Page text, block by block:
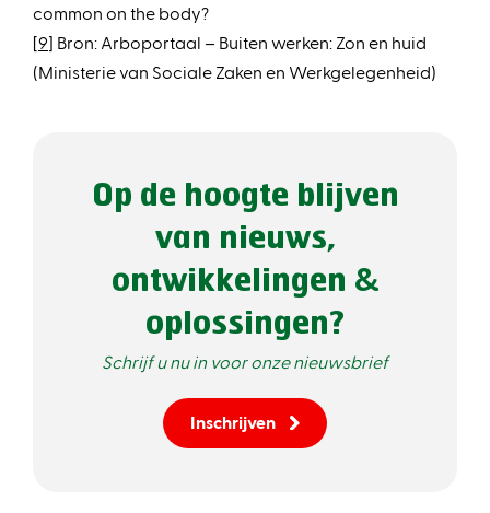
common on the body?
[9] Bron: Arboportaal – Buiten werken: Zon en huid
(Ministerie van Sociale Zaken en Werkgelegenheid)
Op de hoogte blijven
van nieuws,
ontwikkelingen &
oplossingen?
Schrijf u nu in voor onze nieuwsbrief
Inschrijven